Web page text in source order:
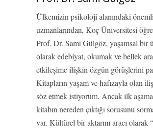
Ülkemizin psikoloji alanındaki önemli
uzmanlarından, Koç Üniversitesi
Prof. Dr. Sami Gülgöz, yaşamsal bir
olarak edebiyat, okumak ve bellek
etkileşime ilişkin özgün görüşlerini
Kitapların yaşam ve hafızayla olan
söz etmek istiyorum. Ancak ilk
kitabın nereden çıktığı sorusunu
var. Kültürel bir aktarım aracı olarak